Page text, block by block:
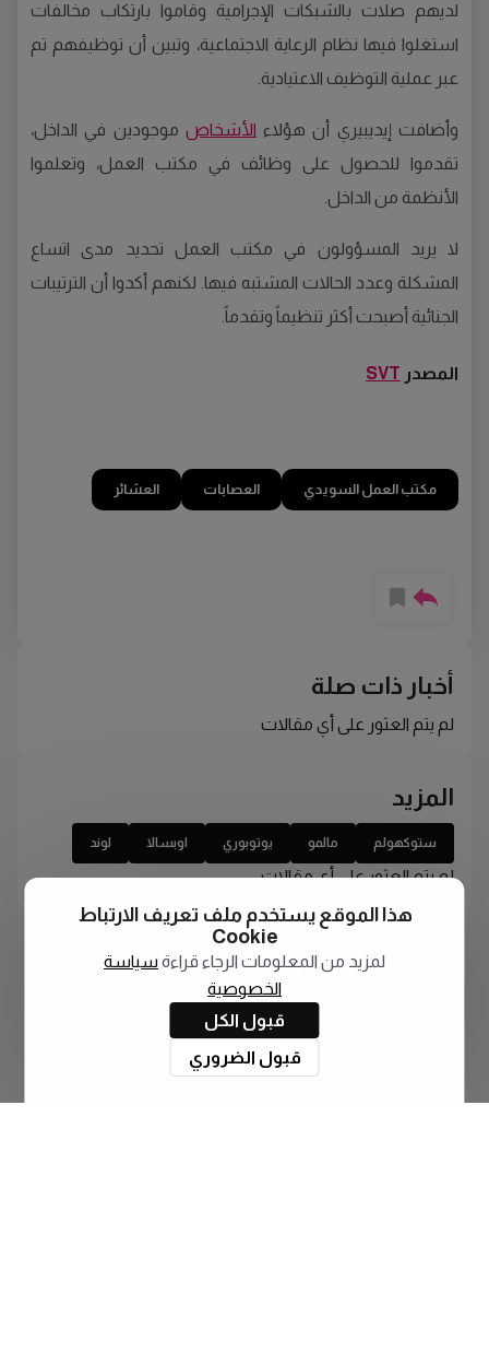
لديهم صلات بالشبكات الإجرامية وقاموا بارتكاب مخالفات
استغلوا فيها نظام الرعاية الاجتماعية، وتبين أن توظيفهم تم
عبر عملية التوظيف الاعتيادية
وأضافت إيديبيري أن هؤلاء الأشخاص موجودين في الداخل،
تقدموا للحصول على وظائف في مكتب العمل، وتعلموا
الأنظمة من الداخل
لا يريد المسؤولون في مكتب العمل تحديد مدى اتساع
المشكلة وعدد الحالات المشتبه فيها لكنهم أكدوا أن الترتيبات
الجنائية أصبحت أكثر تنظيماً وتقدماً
المصدر SVT
مكتب العمل السويدي العصابات العشائر
أخبار ذات صلة
لم يتم العثور على أي مقالات
المزيد
ستوكهولم مالمو يوتوبوري اوبسالا لوند
لم يتم العثور على أي مقالات
هذا الموقع يستخدم ملف تعريف الارتباط
Cookie
لمزيد من المعلومات الرجاء قراءة سياسة
الخصوصية
قبول الكل
قبول الضروري